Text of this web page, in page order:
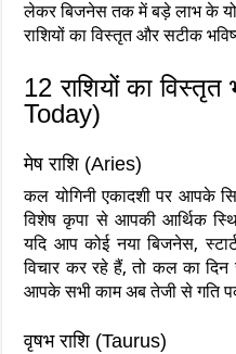
लेकर बिजनेस तक में बड़े लाभ के
राशियों का विस्तृत और सटीक
12 राशियों का
Today)
मेष राशि (Aries)
कल योगिनी एकादशी पर आपके
विशेष कृपा से आपकी आर्थिक
यदि आप कोई नया बिजनेस,
विचार कर रहे हैं, तो कल का
आपके सभी काम अब तेजी से गति
वृषभ राशि (Taurus)